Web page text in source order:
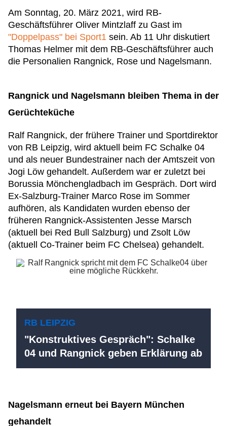
Am Sonntag, 20. März 2021, wird RB-
Geschäftsführer Oliver Mintzlaff zu Gast im
"Doppelpass" bei Sport1 sein. Ab 11 Uhr diskutiert
Thomas Helmer mit dem RB-Geschäftsführer auch
die Personalien Rangnick, Rose und Nagelsmann.
Rangnick und Nagelsmann bleiben Thema in der
Gerüchteküche
Ralf Rangnick, der frühere Trainer und Sportdirektor
von RB Leipzig, wird aktuell beim FC Schalke 04
und als neuer Bundestrainer nach der Amtszeit von
Jogi Löw gehandelt. Außerdem war er zuletzt bei
Borussia Mönchengladbach im Gespräch. Dort wird
Ex-Salzburg-Trainer Marco Rose im Sommer
aufhören, als Kandidaten wurden ebenso der
früheren Rangnick-Assistenten Jesse Marsch
(aktuell bei Red Bull Salzburg) und Zsolt Löw
(aktuell Co-Trainer beim FC Chelsea) gehandelt.
RB LEIPZIG
"Konstruktives Gespräch": Schalke
04 und Rangnick geben Erklärung ab
Nagelsmann erneut bei Bayern München
gehandelt